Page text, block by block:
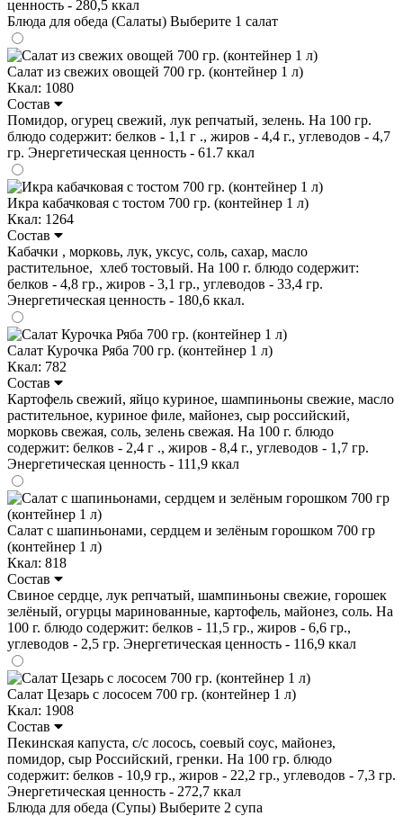
ценность - 280,5 ккал
Блюда для обеда (Салаты) Выберите 1 салат
Салат из свежих овощей 700 гр. (контейнер 1 л)
Ккал: 1080
Состав
Помидор, огурец свежий, лук репчатый, зелень. На 100 гр.
блюдо содержит: белков - 1,1 г ., жиров - 4,4 г., углеводов - 4,7
гр. Энергетическая ценность - 61.7 ккал
Икра кабачковая с тостом 700 гр. (контейнер 1 л)
Ккал: 1264
Состав
Кабачки , морковь, лук, уксус, соль, сахар, масло
растительное, хлеб тостовый. На 100 г. блюдо содержит:
белков - 4,8 гр., жиров - 3,1 гр., углеводов - 33,4 гр.
Энергетическая ценность - 180,6 ккал.
Салат Курочка Ряба 700 гр. (контейнер 1 л)
Ккал: 782
Состав
Картофель свежий, яйцо куриное, шампиньоны свежие, масло
растительное, куриное филе, майонез, сыр российский,
морковь свежая, соль, зелень свежая. На 100 г. блюдо
содержит: белков - 2,4 г ., жиров - 8,4 г., углеводов - 1,7 гр.
Энергетическая ценность - 111,9 ккал
Салат с шапиньонами, сердцем и зелёным горошком 700 гр
(контейнер 1 л)
Ккал: 818
Состав
Свиное сердце, лук репчатый, шампиньоны свежие, горошек
зелёный, огурцы маринованные, картофель, майонез, соль. На
100 г. блюдо содержит: белков - 11,5 гр., жиров - 6,6 гр.,
углеводов - 2,5 гр. Энергетическая ценность - 116,9 ккал
Салат Цезарь с лососем 700 гр. (контейнер 1 л)
Ккал: 1908
Состав
Пекинская капуста, с/с лосось, соевый соус, майонез,
помидор, сыр Российский, гренки. На 100 гр. блюдо
содержит: белков - 10,9 гр., жиров - 22,2 гр., углеводов - 7,3 гр.
Энергетическая ценность - 272,7 ккал
Блюда для обеда (Супы) Выберите 2 супа